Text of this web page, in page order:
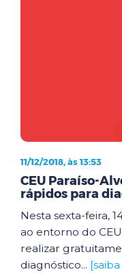
11/12/2018, às 13:53
CEU Paraíso-
rápidos para
Nesta sexta-feira,
ao entorno do
realizar
diagnóstico...